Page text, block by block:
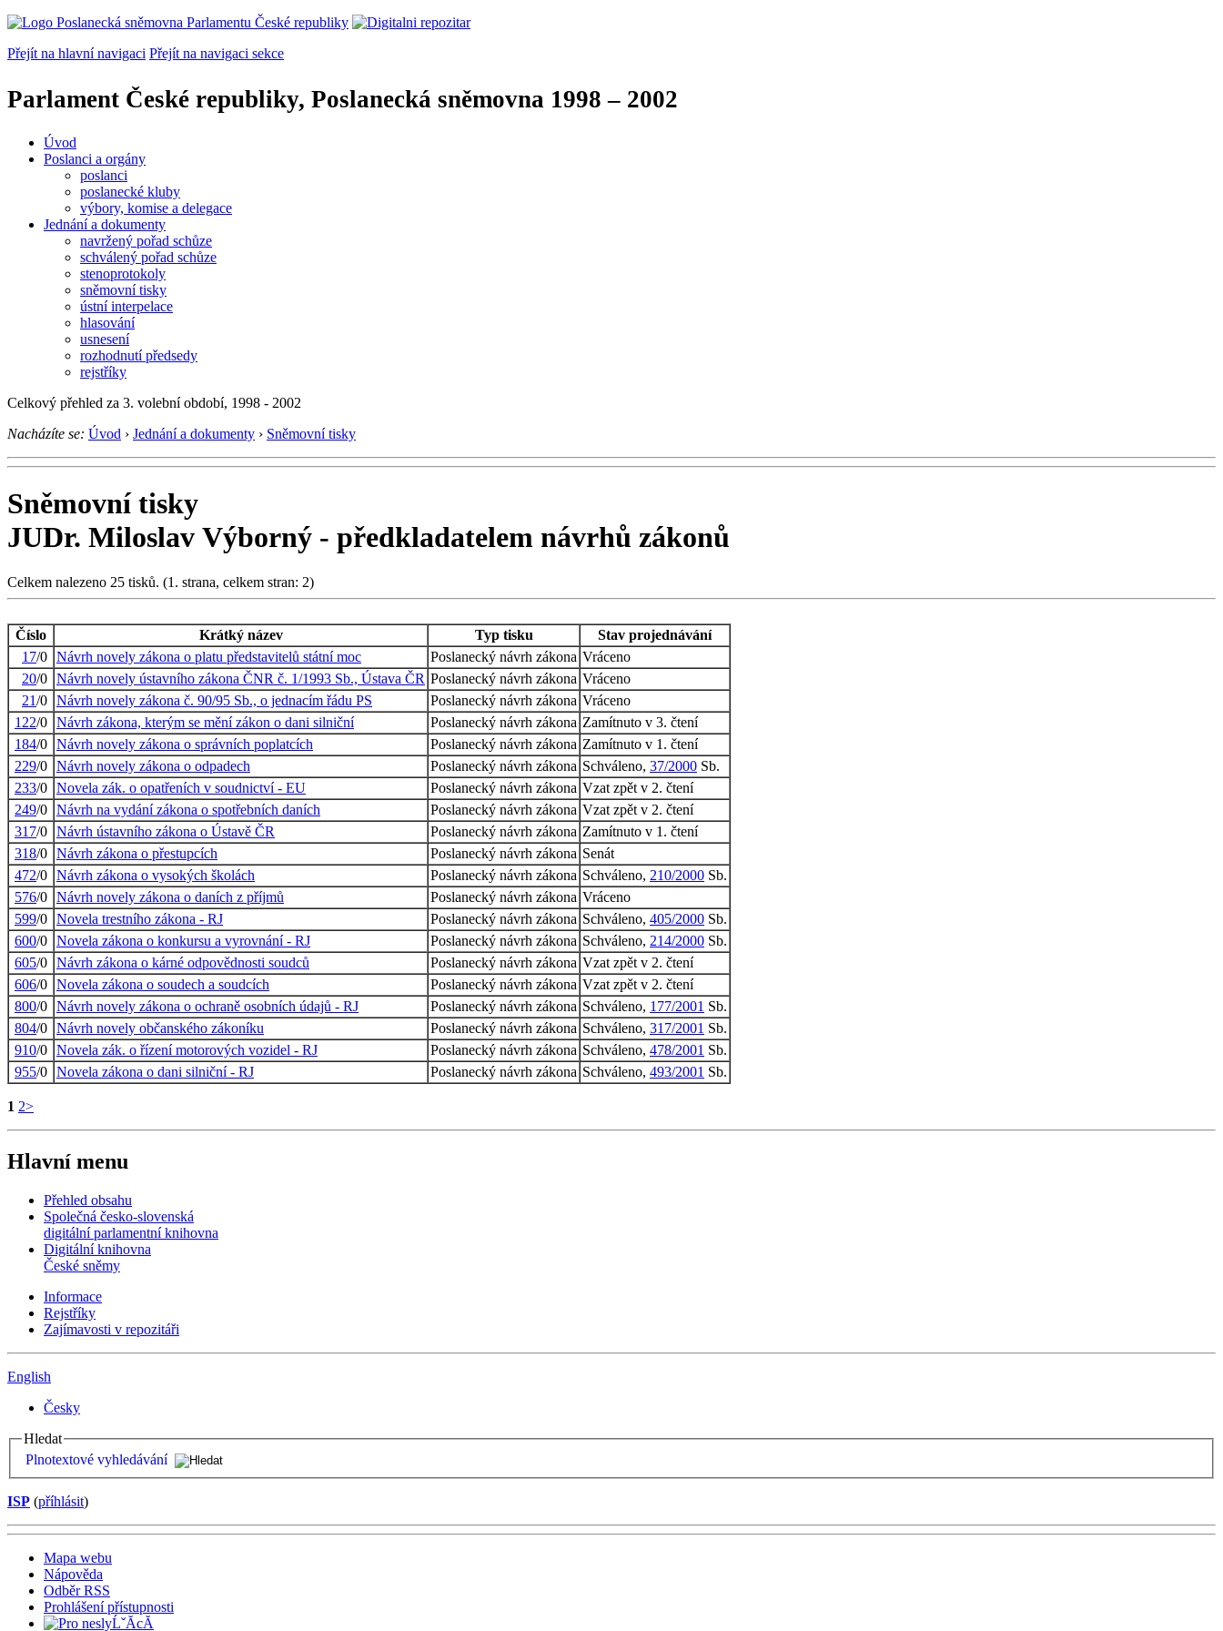
Přejít na hlavní navigaci Přejít na navigaci sekce
Parlament České republiky, Poslanecká sněmovna 1998 – 2002
Úvod
Poslanci a orgány
poslanci
poslanecké kluby
výbory, komise a delegace
Jednání a dokumenty
navržený pořad schůze
schválený pořad schůze
stenoprotokoly
sněmovní tisky
ústní interpelace
hlasování
usnesení
rozhodnutí předsedy
rejstříky
Celkový přehled za 3. volební období, 1998 - 2002
Nacházíte se: Úvod › Jednání a dokumenty › Sněmovní tisky
Sněmovní tisky
JUDr. Miloslav Výborný - předkladatelem návrhů zákonů
Celkem nalezeno 25 tisků. (1. strana, celkem stran: 2)
Číslo Krátký název Typ tisku
Stav projednávání
17/0 Návrh novely zákona o platu představitelů státní moc Poslanecký návrh zákona Vráceno
20/0 Návrh novely ústavního zákona ČNR č. 1/1993 Sb., Ústava ČR Poslanecký návrh zákona Vráceno
21/0 Návrh novely zákona č. 90/95 Sb., o jednacím řádu PS Poslanecký návrh zákona Vráceno
122/0 Návrh zákona, kterým se mění zákon o dani silniční Poslanecký návrh zákona Zamítnuto v 3. čtení
184/0 Návrh novely zákona o správních poplatcích Poslanecký návrh zákona Zamítnuto v 1. čtení
229/0 Návrh novely zákona o odpadech Poslanecký návrh zákona Schváleno, 37/2000 Sb.
233/0 Novela zák. o opatřeních v soudnictví - EU Poslanecký návrh zákona Vzat zpět v 2. čtení
249/0 Návrh na vydání zákona o spotřebních daních Poslanecký návrh zákona Vzat zpět v 2. čtení
317/0 Návrh ústavního zákona o Ústavě ČR Poslanecký návrh zákona Zamítnuto v 1. čtení
318/0 Návrh zákona o přestupcích Poslanecký návrh zákona Senát
472/0 Návrh zákona o vysokých školách Poslanecký návrh zákona Schváleno, 210/2000 Sb.
576/0 Návrh novely zákona o daních z příjmů Poslanecký návrh zákona Vráceno
599/0 Novela trestního zákona - RJ Poslanecký návrh zákona Schváleno, 405/2000 Sb.
600/0 Novela zákona o konkursu a vyrovnání - RJ Poslanecký návrh zákona Schváleno, 214/2000 Sb.
605/0 Návrh zákona o kárné odpovědnosti soudců Poslanecký návrh zákona Vzat zpět v 2. čtení
606/0 Novela zákona o soudech a soudcích Poslanecký návrh zákona Vzat zpět v 2. čtení
800/0 Návrh novely zákona o ochraně osobních údajů - RJ Poslanecký návrh zákona Schváleno, 177/2001 Sb.
804/0 Návrh novely občanského zákoníku Poslanecký návrh zákona Schváleno, 317/2001 Sb.
910/0 Novela zák. o řízení motorových vozidel - RJ Poslanecký návrh zákona Schváleno, 478/2001 Sb.
955/0 Novela zákona o dani silniční - RJ Poslanecký návrh zákona Schváleno, 493/2001 Sb.
1 2>
Hlavní menu
Přehled obsahu
Společná česko-slovenská
digitální parlamentní knihovna
Digitální knihovna
České sněmy
Informace
Rejstříky
Zajímavosti v repozitáři
English
Česky
Hledat
Plnotextové vyhledávání
ISP (příhlásit)
Mapa webu
Nápověda
Odběr RSS
Prohlášení přístupnosti